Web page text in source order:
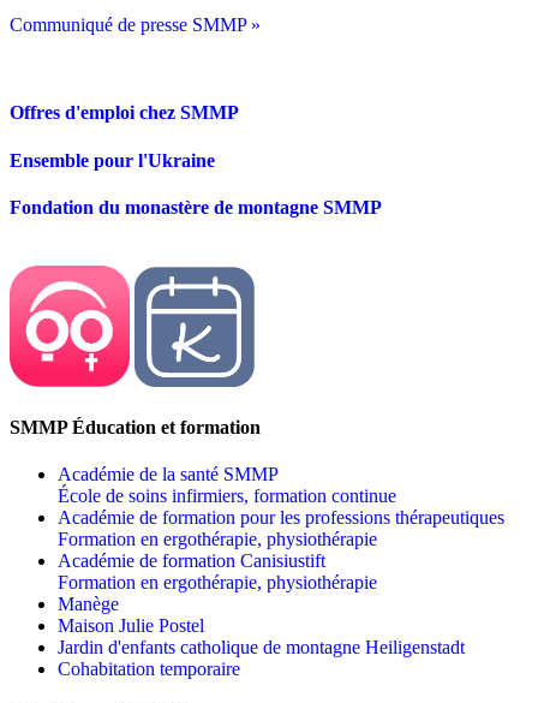
Communiqué de presse SMMP »
Offres d'emploi chez SMMP
Ensemble pour l'Ukraine
Fondation du monastère de montagne SMMP
SMMP Éducation et formation
Académie de la santé SMMP
École de soins infirmiers, formation continue
Académie de formation pour les professions thérapeutiques
Formation en ergothérapie, physiothérapie
Académie de formation Canisiustift
Formation en ergothérapie, physiothérapie
Manège
Maison Julie Postel
Jardin d'enfants catholique de montagne Heiligenstadt
Cohabitation temporaire